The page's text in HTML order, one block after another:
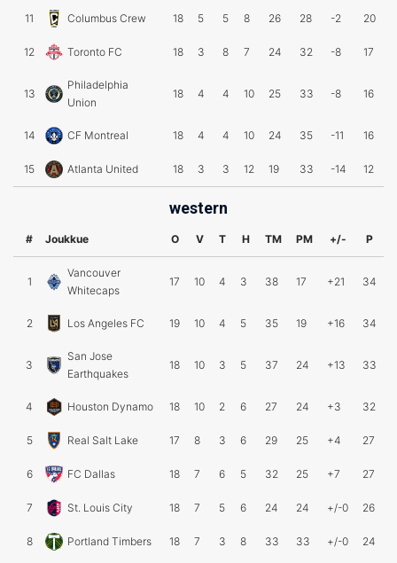
11 Columbus Crew 18 5 5 8 26 28 -2 20
12 Toronto FC 18 3 8 7 24 32 -8 17
13
Philadelphia
Union
18 4 4 10 25 33 -8 16
14 CF Montreal 18 4 4 10 24 35 -11 16
15 Atlanta United 18 3 3 12 19 33 -14 12
western
# Joukkue O V T H TM PM +/- P
1
Vancouver
Whitecaps
17 10 4 3 38 17 +21 34
2 Los Angeles FC 19 10 4 5 35 19 +16 34
3
San Jose
Earthquakes
18 10 3 5 37 24 +13 33
4 Houston Dynamo 18 10 2 6 27 24 +3 32
5 Real Salt Lake 17 8 3 6 29 25 +4 27
6 FC Dallas 18 7 6 5 32 25 +7 27
7 St. Louis City 18 7 5 6 24 24 +/-0 26
8 Portland Timbers 18 7 3 8 33 33 +/-0 24